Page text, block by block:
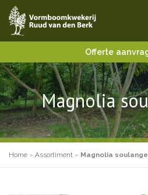
Offerte
Magnolia
Home » Assortiment » Magnolia